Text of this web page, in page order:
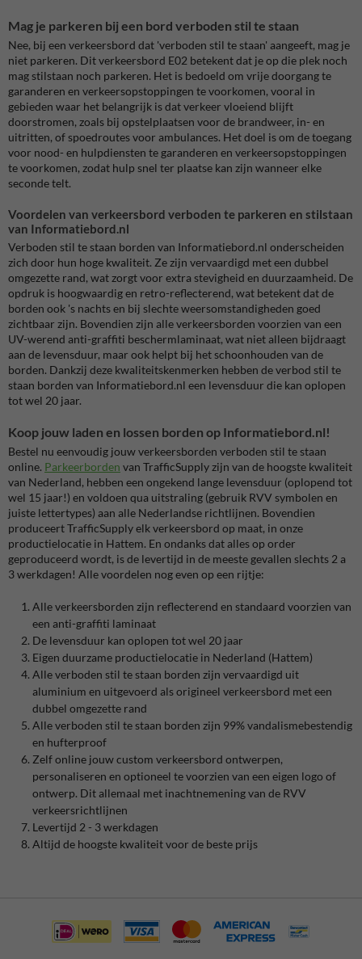
Mag je parkeren bij een bord verboden stil te staan
Nee, bij een verkeersbord dat 'verboden stil te staan' aangeeft, mag je
niet parkeren. Dit verkeersbord E02 betekent dat je op die plek noch
mag stilstaan noch parkeren. Het is bedoeld om vrije doorgang te
garanderen en verkeersopstoppingen te voorkomen, vooral in
gebieden waar het belangrijk is dat verkeer vloeiend blijft
doorstromen, zoals bij opstelplaatsen voor de brandweer, in- en
uitritten, of spoedroutes voor ambulances. Het doel is om de toegang
voor nood- en hulpdiensten te garanderen en verkeersopstoppingen
te voorkomen, zodat hulp snel ter plaatse kan zijn wanneer elke
seconde telt.
Voordelen van verkeersbord verboden te parkeren en stilstaan
van Informatiebord.nl
Verboden stil te staan borden van Informatiebord.nl onderscheiden
zich door hun hoge kwaliteit. Ze zijn vervaardigd met een dubbel
omgezette rand, wat zorgt voor extra stevigheid en duurzaamheid. De
opdruk is hoogwaardig en retro-reflecterend, wat betekent dat de
borden ook 's nachts en bij slechte weersomstandigheden goed
zichtbaar zijn. Bovendien zijn alle verkeersborden voorzien van een
UV-werend anti-graffiti beschermlaminaat, wat niet alleen bijdraagt
aan de levensduur, maar ook helpt bij het schoonhouden van de
borden. Dankzij deze kwaliteitskenmerken hebben de verbod stil te
staan borden van Informatiebord.nl een levensduur die kan oplopen
tot wel 20 jaar.
Koop jouw laden en lossen borden op Informatiebord.nl!
Bestel nu eenvoudig jouw verkeersborden verboden stil te staan
online. Parkeerborden van TrafficSupply zijn van de hoogste kwaliteit
van Nederland, hebben een ongekend lange levensduur (oplopend tot
wel 15 jaar!) en voldoen qua uitstraling (gebruik RVV symbolen en
juiste lettertypes) aan alle Nederlandse richtlijnen. Bovendien
produceert TrafficSupply elk verkeersbord op maat, in onze
productielocatie in Hattem. En ondanks dat alles op order
geproduceerd wordt, is de levertijd in de meeste gevallen slechts 2 a
3 werkdagen! Alle voordelen nog even op een rijtje:
Alle verkeersborden zijn reflecterend en standaard voorzien van
een anti-graffiti laminaat
De levensduur kan oplopen tot wel 20 jaar
Eigen duurzame productielocatie in Nederland (Hattem)
Alle verboden stil te staan borden zijn vervaardigd uit
aluminium en uitgevoerd als origineel verkeersbord met een
dubbel omgezette rand
Alle verboden stil te staan borden zijn 99% vandalismebestendig
en hufterproof
Zelf online jouw custom verkeersbord ontwerpen,
personaliseren en optioneel te voorzien van een eigen logo of
ontwerp. Dit allemaal met inachtnemening van de RVV
verkeersrichtlijnen
Levertijd 2 - 3 werkdagen
Altijd de hoogste kwaliteit voor de beste prijs